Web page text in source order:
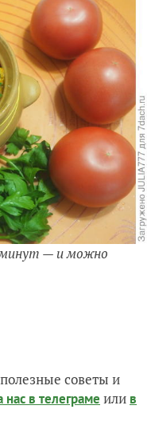
минут — и можно
советы и
нас в телеграме или в